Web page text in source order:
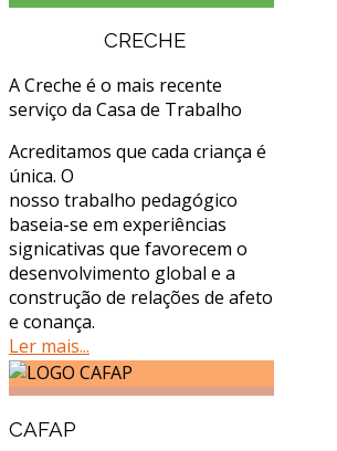
CRECHE
A Creche é o mais recente
serviço da Casa de Trabalho
Acreditamos que cada criança é
única. O
nosso trabalho pedagógico
baseia-se em experiências
significativas que favorecem o
desenvolvimento global e a
construção de relações de afeto
e confiança.
Ler mais...
CAFAP